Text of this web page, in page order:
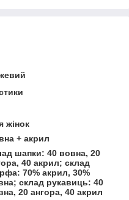
жінок
+ акрил
шапки: 40 вовна, 20
40 акрил; склад
70% акрил, 30%
склад рукавиць: 40
20 ангора, 40 акрил